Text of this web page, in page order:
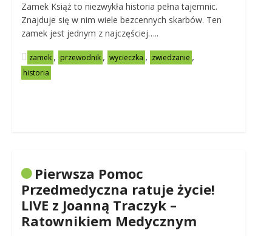
Zamek Książ to niezwykła historia pełna tajemnic.
Znajduje się w nim wiele bezcennych skarbów. Ten
zamek jest jednym z najczęściej…..
zamek , przewodnik , wycieczka , zwiedzanie ,
historia
Pierwsza Pomoc
Przedmedyczna ratuje życie!
LIVE z Joanną Traczyk –
Ratownikiem Medycznym